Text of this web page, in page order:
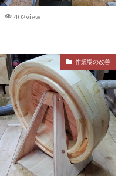
402view
作業場の改善